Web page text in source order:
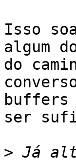
Isso
algum
do
buffers
ser
> Já